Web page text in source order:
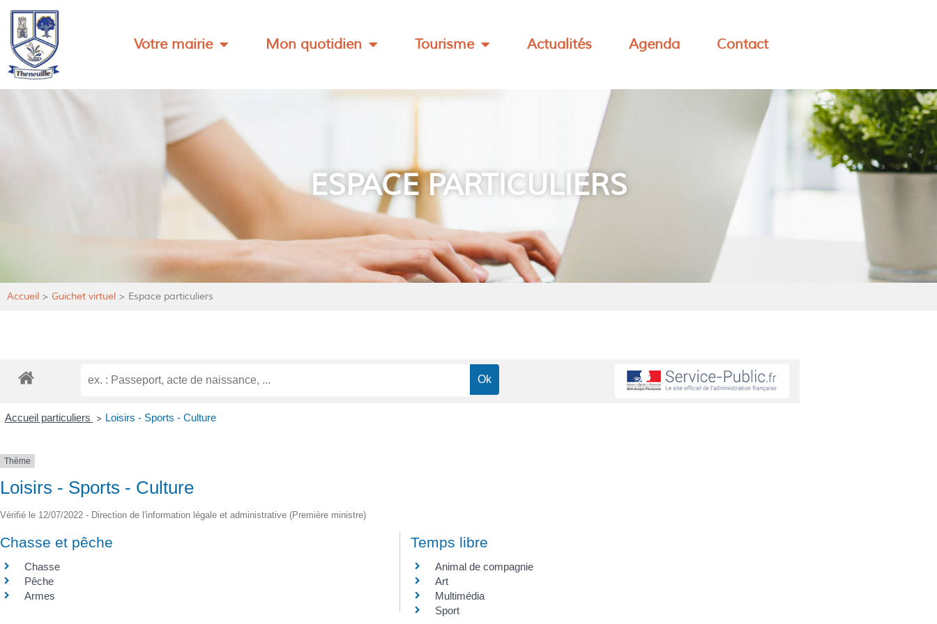
Votre mairie Mon quotidien Tourisme Actualités Agenda Contact
ESPACE PARTICULIERS
Accueil > Guichet virtuel > Espace particuliers
Accueil particuliers > Loisirs - Sports - Culture
Thème
Loisirs - Sports - Culture
Vérifié le 12/07/2022 - Direction de l'information légale et administrative (Première ministre)
Chasse et pêche
Chasse
Pêche
Armes
Temps libre
Animal de compagnie
Art
Multimédia
Sport